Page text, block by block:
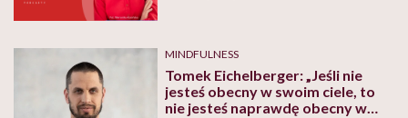
MINDFULNESS
Tomek Eichelberger: „Jeśli nie
jesteś obecny w swoim ciele, to
nie jesteś naprawdę obecny w